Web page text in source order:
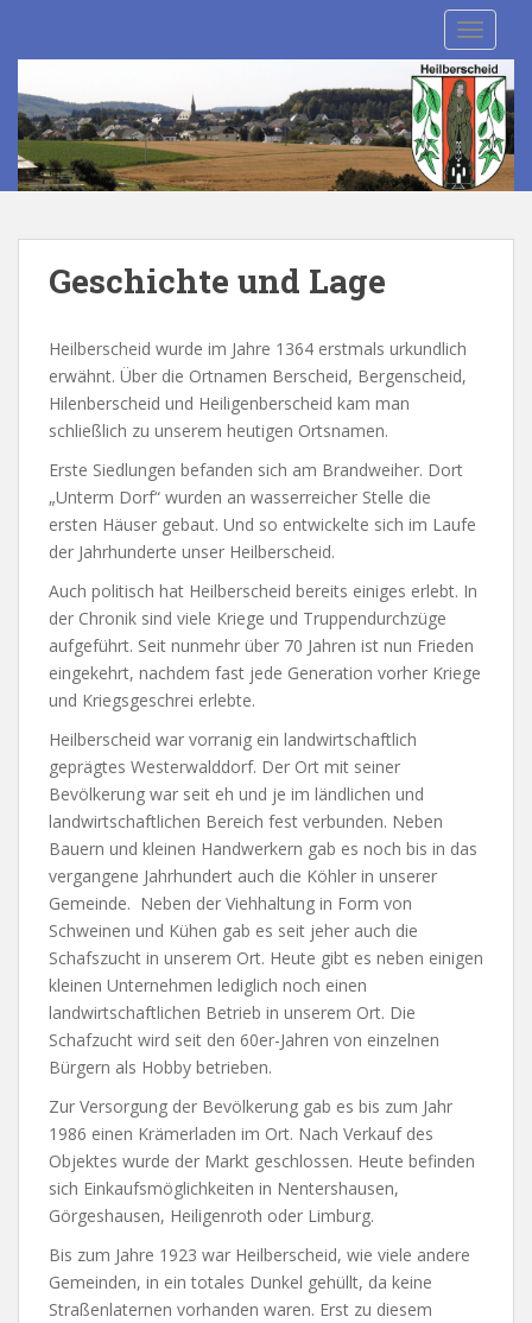
Geschichte und Lage
Heilberscheid wurde im Jahre 1364 erstmals urkundlich
erwähnt. Über die Ortnamen Berscheid, Bergenscheid,
Hilenberscheid und Heiligenberscheid kam man
schließlich zu unserem heutigen Ortsnamen.
Erste Siedlungen befanden sich am Brandweiher. Dort
„Unterm Dorf“ wurden an wasserreicher Stelle die
ersten Häuser gebaut. Und so entwickelte sich im Laufe
der Jahrhunderte unser Heilberscheid.
Auch politisch hat Heilberscheid bereits einiges erlebt. In
der Chronik sind viele Kriege und Truppendurchzüge
aufgeführt. Seit nunmehr über 70 Jahren ist nun Frieden
eingekehrt, nachdem fast jede Generation vorher Kriege
und Kriegsgeschrei erlebte.
Heilberscheid war vorranig ein landwirtschaftlich
geprägtes Westerwalddorf. Der Ort mit seiner
Bevölkerung war seit eh und je im ländlichen und
landwirtschaftlichen Bereich fest verbunden. Neben
Bauern und kleinen Handwerkern gab es noch bis in das
vergangene Jahrhundert auch die Köhler in unserer
Gemeinde. Neben der Viehhaltung in Form von
Schweinen und Kühen gab es seit jeher auch die
Schafszucht in unserem Ort. Heute gibt es neben einigen
kleinen Unternehmen lediglich noch einen
landwirtschaftlichen Betrieb in unserem Ort. Die
Schafzucht wird seit den 60er-Jahren von einzelnen
Bürgern als Hobby betrieben.
Zur Versorgung der Bevölkerung gab es bis zum Jahr
1986 einen Krämerladen im Ort. Nach Verkauf des
Objektes wurde der Markt geschlossen. Heute befinden
sich Einkaufsmöglichkeiten in Nentershausen,
Görgeshausen, Heiligenroth oder Limburg.
Bis zum Jahre 1923 war Heilberscheid, wie viele andere
Gemeinden, in ein totales Dunkel gehüllt, da keine
Straßenlaternen vorhanden waren. Erst zu diesem